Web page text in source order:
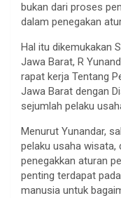
bukan dari proses
dalam penegakan
Hal itu dikemukakan
Jawa Barat, R
rapat kerja Tentang
Jawa Barat dengan
sejumlah pelaku
Menurut Yunandar,
pelaku usaha wisata,
penegakkan aturan
penting terdapat
manusia untuk